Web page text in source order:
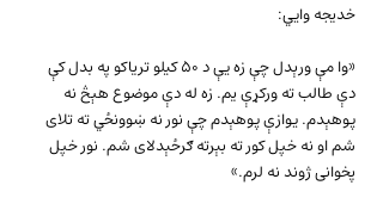
خدیجه وايي:
«وا مې ورېدل چې زه یې د ۵۰ کیلو تریاکو په بدل کې
دې طالب ته ورکړې یم. زه له دې موضوع هېڅ نه
پوهېدم. یوازې پوهېدم چې نور نه ښوونځي ته تلای
شم او نه خپل کور ته بېرته ګرځېدلای شم. نور خپل
پخوانی ژوند نه لرم.»